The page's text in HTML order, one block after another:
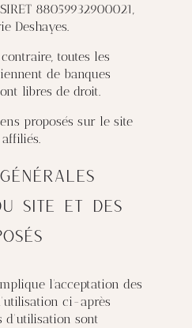
88059932900021,
Deshayes.
toutes les
de banques
libres de droit.
proposés sur le site
site et des
l’acceptation des
ci-après
d’utilisation sont